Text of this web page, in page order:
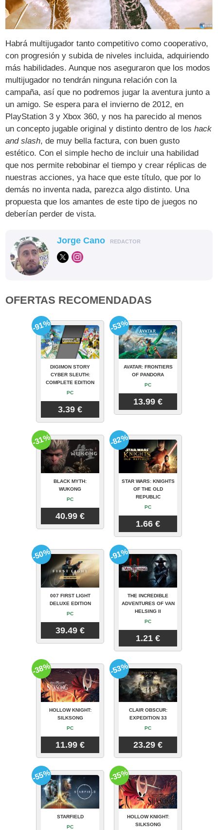
Habrá multijugador tanto competitivo como cooperativo,
con progresión y subida de niveles incluida, adquiriendo
más habilidades. Aunque nos aseguraron que los modos
multijugador no tendrán ninguna relación con la
campaña, así que no podremos jugar la aventura junto a
un amigo. Se espera para el invierno de 2012, en
PlayStation 3 y Xbox 360, y nos ha parecido al menos
un concepto jugable original y distinto dentro de loshack
and slash, de muy bella factura, con buen gusto
estético. Con el simple hecho de incluir una habilidad
que nos permite rebobinar el tiempo y crear réplicas de
nuestras acciones, ya hace que este título, que por lo
demás no inventa nada, parezca algo distinto. Una
propuesta que los amantes de este tipo de juegos no
deberían perder de vista.
Jorge Cano REDACTOR
OFERTAS RECOMENDADAS
DIGIMON STORY
CYBER SLEUTH:
COMPLETE EDITION
PC
3.39 €
-91%
AVATAR: FRONTIERS
OF PANDORA
PC
13.99 €
-53%
BLACK MYTH:
WUKONG
PC
40.99 €
-31%
STAR WARS: KNIGHTS
OF THE OLD
REPUBLIC
PC
1.66 €
-82%
007 FIRST LIGHT
DELUXE EDITION
PC
39.49 €
-50%
THE INCREDIBLE
ADVENTURES OF VAN
HELSING II
PC
1.21 €
-91%
HOLLOW KNIGHT:
SILKSONG
PC
11.99 €
-38%
CLAIR OBSCUR:
EXPEDITION 33
PC
23.29 €
-53%
STARFIELD
PC
-55%
HOLLOW KNIGHT:
SILKSONG
-35%